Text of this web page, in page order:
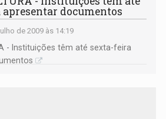
documentos
de 2009 às 14:19
- Instituições têm até sexta-feira